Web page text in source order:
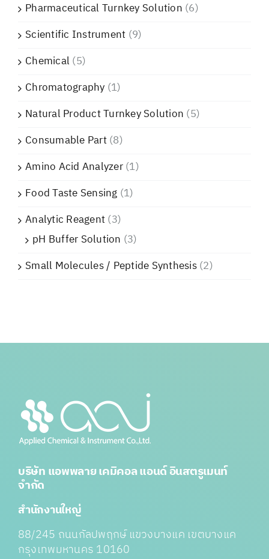
Pharmaceutical Turnkey Solution (6)
Scientific Instrument (9)
Chemical (5)
Chromatography (1)
Natural Product Turnkey Solution (5)
Consumable Part(8)
Amino Acid Analyzer(1)
Food Taste Sensing (1)
Analytic Reagent(3)
pH Buffer Solution (3)
Small Molecules / Peptide Synthesis(2)
บริษัท แอพพลาย เคมิคอล แอนด์ อินสตรูเมนท์
จำกัด
สำนักงานใหญ่
88/245 ถนนกัลปพฤกษ์ แขวงบางแค เขตบางแค
กรุงเทพมหานคร 10160